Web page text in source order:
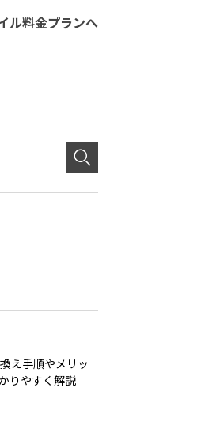
ル料金プランへ
え手順やメリッ
りやすく解説